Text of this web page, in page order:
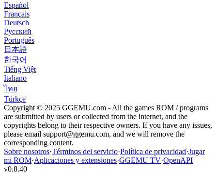
Español
Français
Deutsch
Русский
Português
日本語
한국어
Tiếng Việt
Italiano
ไทย
Türkçe
Copyright © 2025 GGEMU.com - All the games ROM / programs
are submitted by users or collected from the internet, and the
copyrights belong to their respective owners. If you have any issues,
please email support@ggemu.com, and we will remove the
corresponding content.
Sobre nosotros·Términos del servicio·Política de privacidad·Jugar
mi ROM·Aplicaciones y extensiones·GGEMU TV·OpenAPI
v0.8.40